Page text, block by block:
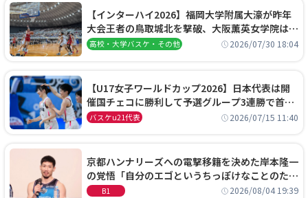
【インターハイ2026】福岡大学附属大濠が昨年
大会王者の鳥取城北を撃破、大阪薫英女学院は岐
阜女子に完勝、大会3日目試合結果
高校・大学バスケ・その他 2026/07/30 18:04
【U17女子ワールドカップ2026】日本代表は開
催国チェコに勝利して予選グループ3連勝で首位
通過！準々決勝の相手はエジプトに決定
バスケu21代表 2026/07/15 11:40
京都ハンナリーズへの電撃移籍を決めた岸本隆一
の覚悟「自分のエゴというちっぽけなことのため
に、京都に来たわけではない」
B1 2026/08/04 19:39